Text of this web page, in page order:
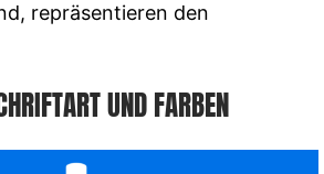
repräsentieren den
UND FARBEN